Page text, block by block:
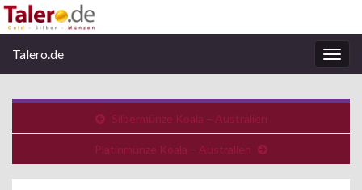
Talero.de
Silbermünze Koala – Australien
Platinmünze Koala – Australien